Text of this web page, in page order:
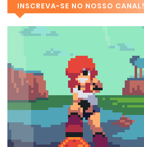
INSCREVA-SE NO NOSSO CANAL!